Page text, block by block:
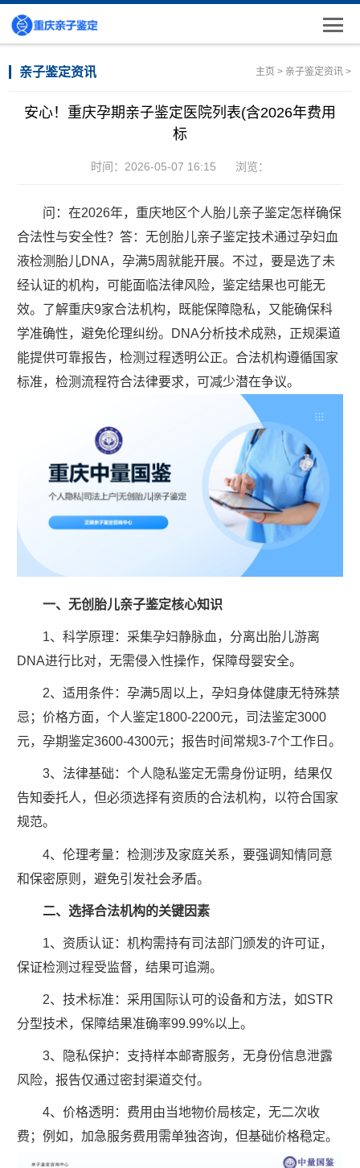
亲子鉴定资讯 主页 > 亲子鉴定资讯>
安心！重庆孕期亲子鉴定医院列表(含2026年费用
标
时间：2026-05-07 16:15 浏览：
问：在2026年，重庆地区个人胎儿亲子鉴定怎样确保
合法性与安全性？答：无创胎儿亲子鉴定技术通过孕妇血
液检测胎儿DNA，孕满5周就能开展。不过，要是选了未
经认证的机构，可能面临法律风险，鉴定结果也可能无
效。了解重庆9家合法机构，既能保障隐私，又能确保科
学准确性，避免伦理纠纷。DNA分析技术成熟，正规渠道
能提供可靠报告，检测过程透明公正。合法机构遵循国家
标准，检测流程符合法律要求，可减少潜在争议。
一、无创胎儿亲子鉴定核心知识
1、科学原理：采集孕妇静脉血，分离出胎儿游离
DNA进行比对，无需侵入性操作，保障母婴安全。
2、适用条件：孕满5周以上，孕妇身体健康无特殊禁
忌；价格方面，个人鉴定1800-2200元，司法鉴定3000
元，孕期鉴定3600-4300元；报告时间常规3-7个工作日。
3、法律基础：个人隐私鉴定无需身份证明，结果仅
告知委托人，但必须选择有资质的合法机构，以符合国家
规范。
4、伦理考量：检测涉及家庭关系，要强调知情同意
和保密原则，避免引发社会矛盾。
二、选择合法机构的关键因素
1、资质认证：机构需持有司法部门颁发的许可证，
保证检测过程受监督，结果可追溯。
2、技术标准：采用国际认可的设备和方法，如STR
分型技术，保障结果准确率99.99%以上。
3、隐私保护：支持样本邮寄服务，无身份信息泄露
风险，报告仅通过密封渠道交付。
4、价格透明：费用由当地物价局核定，无二次收
费；例如，加急服务费用需单独咨询，但基础价格稳定。